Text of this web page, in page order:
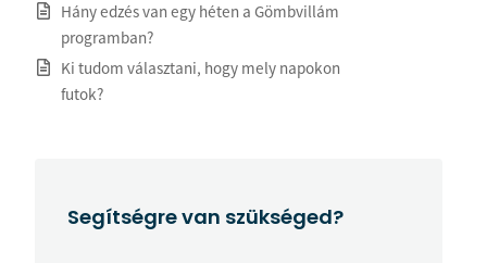
Hány edzés van egy héten a Gömbvillám
programban?
Ki tudom választani, hogy mely napokon
futok?
Segítségre van szükséged?